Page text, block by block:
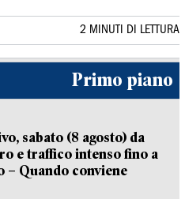
2 MINUTI DI LETTURA
Primo piano
sabato (8 agosto) da
e traffico intenso fino a
– Quando conviene